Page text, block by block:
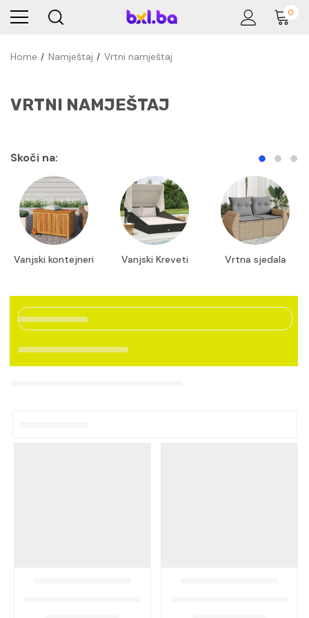
0
Home Namještaj Vrtni namještaj
VRTNI NAMJEŠTAJ
Skoči na:
Vanjski kontejneri Vanjski Kreveti Vrtna sjedala